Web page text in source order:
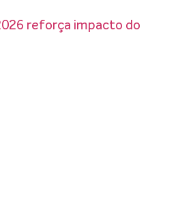
reforça impacto do